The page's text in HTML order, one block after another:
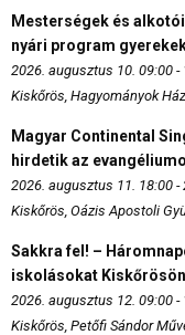
Mesterségek és
nyári program
2026. augusztus 10. 09:00 -
Kiskőrös, Hagyományok
Magyar Continental
hirdetik az
2026. augusztus 11. 18:00 -
Kiskőrös, Oázis Apostoli
Sakkra fel! –
iskolásokat Kiskőrösön
2026. augusztus 12. 09:00 -
Kiskőrös, Petőfi Sándor